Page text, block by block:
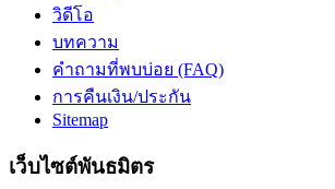
วิดีโอ
บทความ
คำถามที่พบบ่อย (FAQ)
การคืนเงิน/ประกัน
Sitemap
เว็บไซต์พันธมิตร